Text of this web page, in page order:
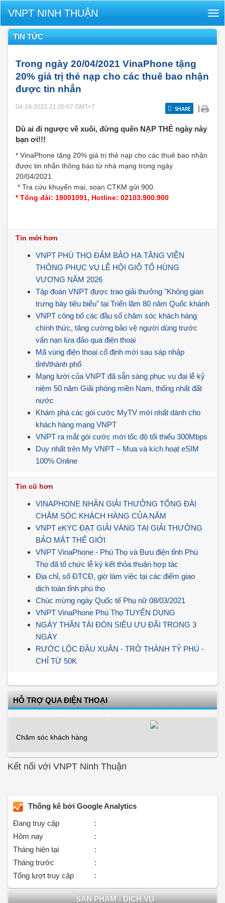
VNPT NINH THUẬN
TIN TỨC
Trong ngày 20/04/2021 VinaPhone tặng
20% giá trị thẻ nạp cho các thuê bao nhận
được tin nhắn
04-19-2021 21:00:07 GMT+7 SHARE |
Dù ai đi ngược về xuôi, đừng quên NẠP THẺ ngày này
bạn ơi!!!
* VinaPhone tặng 20% giá trị thẻ nạp cho các thuê bao nhận
được tin nhắn thông báo từ nhà mạng trong ngày
20/04/2021.
* Tra cứu khuyến mại, soạn CTKM gửi 900.
* Tổng đài: 18001091, Hotline: 02103.900.900
Tin mới hơn
VNPT PHÚ THỌ ĐẢM BẢO HẠ TẦNG VIỄN
THÔNG PHỤC VỤ LỄ HỘI GIỖ TỔ HÙNG
VƯƠNG NĂM 2026
Tập đoàn VNPT được trao giải thưởng "Không gian
trưng bày tiêu biểu" tại Triển lãm 80 năm Quốc khánh
VNPT công bố các đầu số chăm sóc khách hàng
chính thức, tăng cường bảo vệ người dùng trước
vấn nạn lừa đảo qua điện thoại
Mã vùng điện thoại cố định mới sau sáp nhập
tỉnh/thành phố
Mạng lưới của VNPT đã sẵn sàng phục vụ đại lễ kỷ
niệm 50 năm Giải phóng miền Nam, thống nhất đất
nước
Khám phá các gói cước MyTV mới nhất dành cho
khách hàng mạng VNPT
VNPT ra mắt gói cước mới tốc độ tối thiểu 300Mbps
Duy nhất trên My VNPT – Mua và kích hoạt eSIM
100% Online
Tin cũ hơn
VINAPHONE NHẬN GIẢI THƯỞNG TỔNG ĐÀI
CHĂM SÓC KHÁCH HÀNG CỦA NĂM ️
VNPT eKYC ĐẠT GIẢI VÀNG TẠI GIẢI THƯỞNG
BẢO MẬT THẾ GIỚI
VNPT VinaPhone - Phú Thọ và Bưu điện tỉnh Phú
Thọ đã tổ chức lễ ký kết thỏa thuận hợp tác
Địa chỉ, số ĐTCĐ, giờ làm việc tại các điểm giao
dịch toàn tỉnh phú thọ
Chúc mừng ngày Quốc tế Phụ nữ 08/03/2021
VNPT VinaPhone Phú Thọ TUYỂN DỤNG
NGÀY THẦN TÀI ĐÓN SIÊU ƯU ĐÃI TRONG 3
NGÀY
RƯỚC LỘC ĐẦU XUÂN - TRỞ THÀNH TỶ PHÚ -
CHỈ TỪ 50K
HỖ TRỢ QUA ĐIỆN THOẠI
Chăm sóc khách hàng
Kết nối với VNPT Ninh Thuận
Thống kê bởi Google Analytics
Đang truy cập
:
Hôm nay
:
Tháng hiện tại
:
Tháng trước
:
Tổng lượt truy cập
:
SẢN PHẨM - DỊCH VỤ